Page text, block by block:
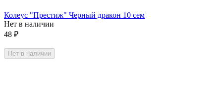
Колеус "Престиж" Черный дракон 10 сем
Нет в наличии
48 ₽
Нет в наличии